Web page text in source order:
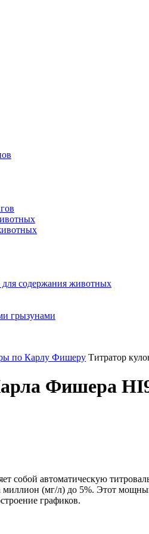
содержания животных
грызунами
по Карлу Фишеру Титратор
Фишера
собой автоматическую
миллион (мг/л) до 5%. Этот
графиков.